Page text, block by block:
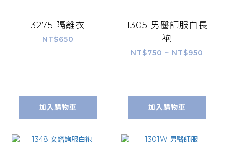
3275 隔離衣
NT$650
加入購物車
1305 男醫師服白長
袍
NT$750 ~ NT$950
加入購物車